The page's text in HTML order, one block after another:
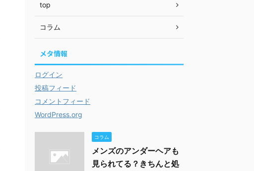
top
コラム
メタ情報
ログイン
投稿フィード
コメントフィード
WordPress.org
コラム
メンズのアンダーヘアも
見られてる？きちんと処